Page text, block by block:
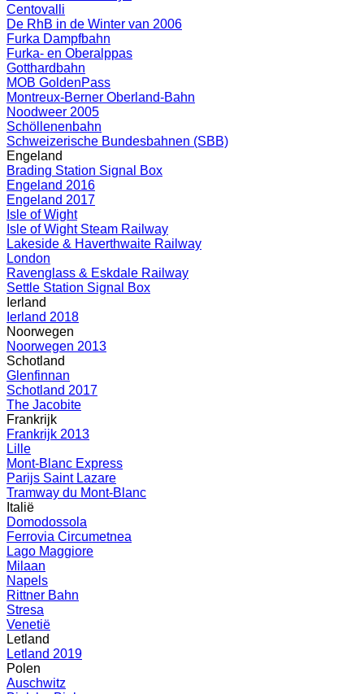
Centovalli
De RhB in de Winter van 2006
Furka Dampfbahn
Furka- en Oberalppas
Gotthardbahn
MOB GoldenPass
Montreux-Berner Oberland-Bahn
Noodweer 2005
Schöllenenbahn
Schweizerische Bundesbahnen (SBB)
Engeland
Brading Station Signal Box
Engeland 2016
Engeland 2017
Isle of Wight
Isle of Wight Steam Railway
Lakeside & Haverthwaite Railway
London
Ravenglass & Eskdale Railway
Settle Station Signal Box
Ierland
Ierland 2018
Noorwegen
Noorwegen 2013
Schotland
Glenfinnan
Schotland 2017
The Jacobite
Frankrijk
Frankrijk 2013
Lille
Mont-Blanc Express
Parijs Saint Lazare
Tramway du Mont-Blanc
Italië
Domodossola
Ferrovia Circumetnea
Lago Maggiore
Milaan
Napels
Rittner Bahn
Stresa
Venetië
Letland
Letland 2019
Polen
Auschwitz